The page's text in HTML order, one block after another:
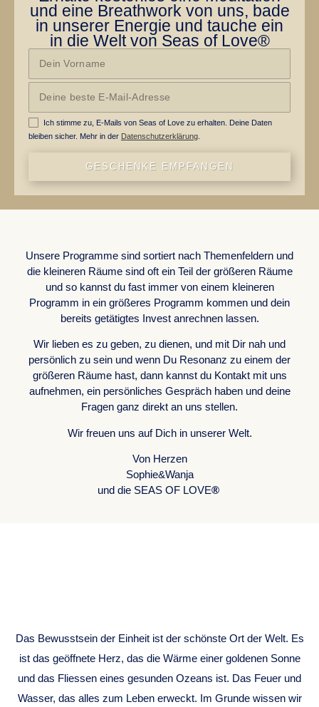
und eine Breathwork von uns, bade
in unserer Energie und tauche ein
in die Welt von Seas of Love®
Ich stimme zu, E-Mails von Seas of Love zu erhalten. Deine Daten
bleiben sicher. Mehr in der Datenschutzerklärung
GESCHENKE EMPFANGEN
Unsere Programme sind sortiert nach Themenfeldern und
die kleineren Räume sind oft ein Teil der größeren Räume
und so kannst du fast immer von einem kleineren
Programm in ein größeres Programm kommen und dein
bereits getätigtes Invest anrechnen lassen.
Wir lieben es zu geben, zu dienen, und mit Dir nah und
persönlich zu sein und wenn Du Resonanz zu einem der
größeren Räume hast, dann kannst du Kontakt mit uns
aufnehmen, ein persönliches Gespräch haben und deine
Fragen ganz direkt an uns stellen.
Wir freuen uns auf Dich in unserer Welt.
Von Herzen
Sophie&Wanja
und die SEAS OF LOVE®
Das Bewusstsein der Einheit ist der schönste Ort der Welt. Es
ist das geöffnete Herz, das die Wärme einer goldenen Sonne
und das Fliessen eines gesunden Ozeans ist. Das Feuer und
Wasser, das alles zum Leben erweckt. Im Grunde wissen wir